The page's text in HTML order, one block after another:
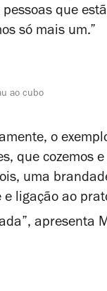
que
só mais um.”
ao cubo
o
que cozemos
uma
ligação ao
apresenta